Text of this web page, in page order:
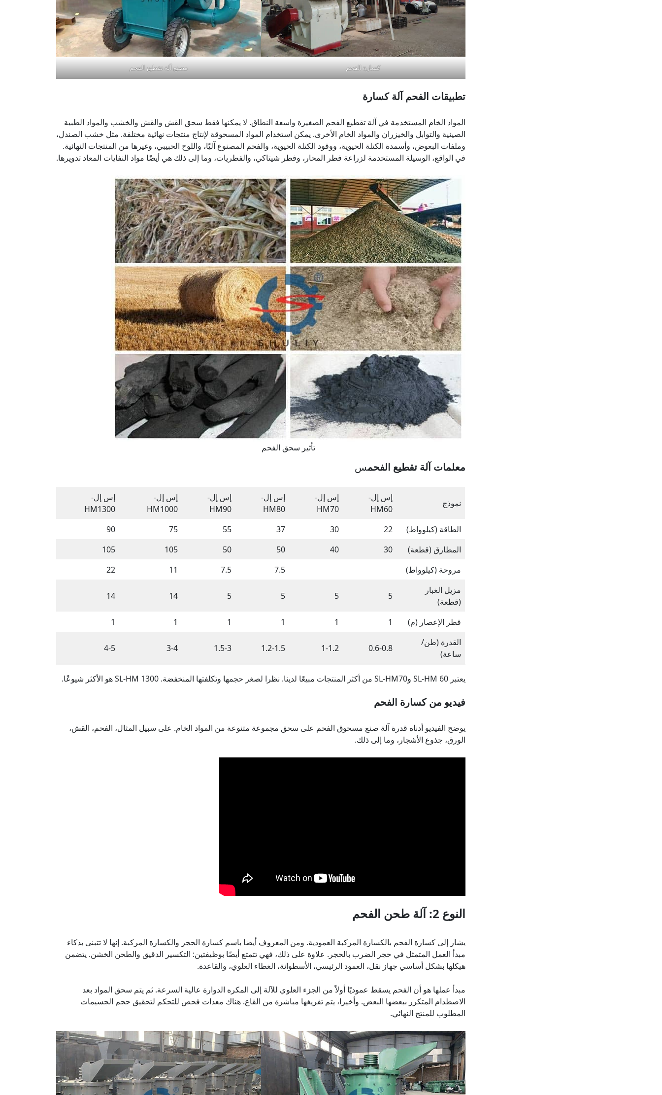
كسارة الفحم مصنع آلة تقطيع الفحم
تطبيقات الفحم آلة كسارة
المواد الخام المستخدمة في آلة تقطيع الفحم الصغيرة واسعة النطاق. لا يمكنها فقط سحق القش والقش والخشب والمواد الطبية
الصينية والتوابل والخيزران والمواد الخام الأخرى. يمكن استخدام المواد المسحوقة لإنتاج منتجات نهائية مختلفة. مثل خشب الصندل،
وملفات البعوض، وأسمدة الكتلة الحيوية، ووقود الكتلة الحيوية، والفحم المصنوع آليًا، واللوح الحبيبي، وغيرها من المنتجات النهائية.
في الواقع، الوسيلة المستخدمة لزراعة فطر المحار، وفطر شيتاكي، والفطريات، وما إلى ذلك هي أيضًا مواد النفايات المعاد تدويرها.
تأثير سحق الفحم
معلمات آلة تقطيع الفحمس
نموذج
إس إل-
HM60
إس إل-
HM70
إس إل-
HM80
إس إل-
HM90
إس إل-
HM1000
إس إل-
HM1300
الطاقة (كيلوواط)
22
30
37
55
75
90
المطارق (قطعة)
30
40
50
50
105
105
مروحة (كيلوواط)
7.5
7.5
11
22
مزيل الغبار
(قطعة)
5
5
5
5
14
14
قطر الإعصار (م) 1
1
1
1
1
1
القدرة (طن/
ساعة)
0.6-0.8
1-1.2
1.2-1.5
1.5-3
3-4
4-5
يعتبر SL-HM 60 وSL-HM70 من أكثر المنتجات مبيعًا لدينا. نظرا لصغر حجمها وتكلفتها المنخفضة. SL-HM 1300 هو الأكثر شيوعًا.
فيديو من كسارة الفحم
يوضح الفيديو أدناه قدرة آلة صنع مسحوق الفحم على سحق مجموعة متنوعة من المواد الخام. على سبيل المثال، الفحم، القش،
الورق، جذوع الأشجار، وما إلى ذلك.
النوع 2: آلة طحن الفحم
يشار إلى كسارة الفحم بالكسارة المركبة العمودية. ومن المعروف أيضا باسم كسارة الحجر والكسارة المركبة. إنها لا تتبنى بذكاء
مبدأ العمل المتمثل في حجر الضرب بالحجر. علاوة على ذلك، فهي تتمتع أيضًا بوظيفتين: التكسير الدقيق والطحن الخشن. يتضمن
هيكلها بشكل أساسي جهاز نقل، العمود الرئيسي، الأسطوانة، الغطاء العلوي، والقاعدة.
مبدأ عملها هو أن الفحم يسقط عموديًا أولاً من الجزء العلوي للآلة إلى المكره الدوارة عالية السرعة. ثم يتم سحق المواد بعد
الاصطدام المتكرر ببعضها البعض. وأخيرا، يتم تفريغها مباشرة من القاع. هناك معدات فحص للتحكم لتحقيق حجم الجسيمات
المطلوب للمنتج النهائي.